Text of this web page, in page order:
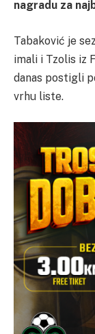
nagradu za
Tabaković je
imali i Tzolis iz
danas postigli
vrhu liste.